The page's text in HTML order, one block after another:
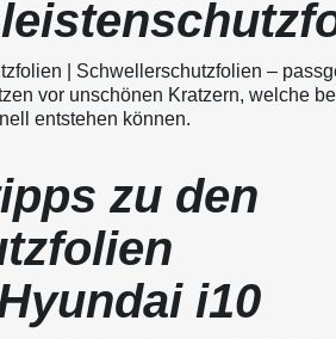
| Schwellerschutzfolien –
vor unschönen Kratzern, welche
entstehen können.
zu den
i10